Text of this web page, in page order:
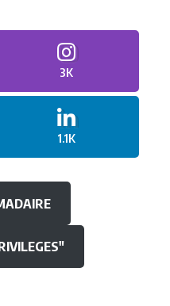
3K
1.1K